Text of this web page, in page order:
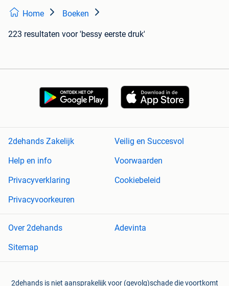
Home Boeken
223 resultaten voor 'bessy eerste druk'
2dehands Zakelijk
Veilig en Succesvol
Help en info
Voorwaarden
Privacyverklaring
Cookiebeleid
Privacyvoorkeuren
Over 2dehands
Adevinta
Sitemap
2dehands is niet aansprakelijk voor (gevolg)schade die voortkomt